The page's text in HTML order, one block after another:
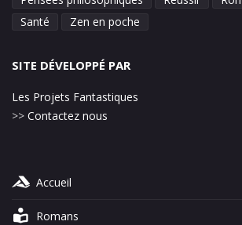
Santé
Zen en poche
SITE DÉVELOPPÉ PAR
Les Projets Fantastiques
>> Contactez nous
Accueil
Romans